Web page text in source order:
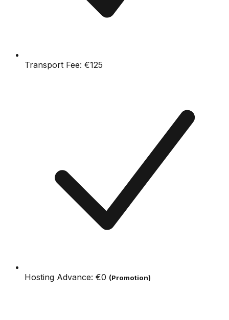
Transport Fee: €125
Hosting Advance: €0 (Promotion)